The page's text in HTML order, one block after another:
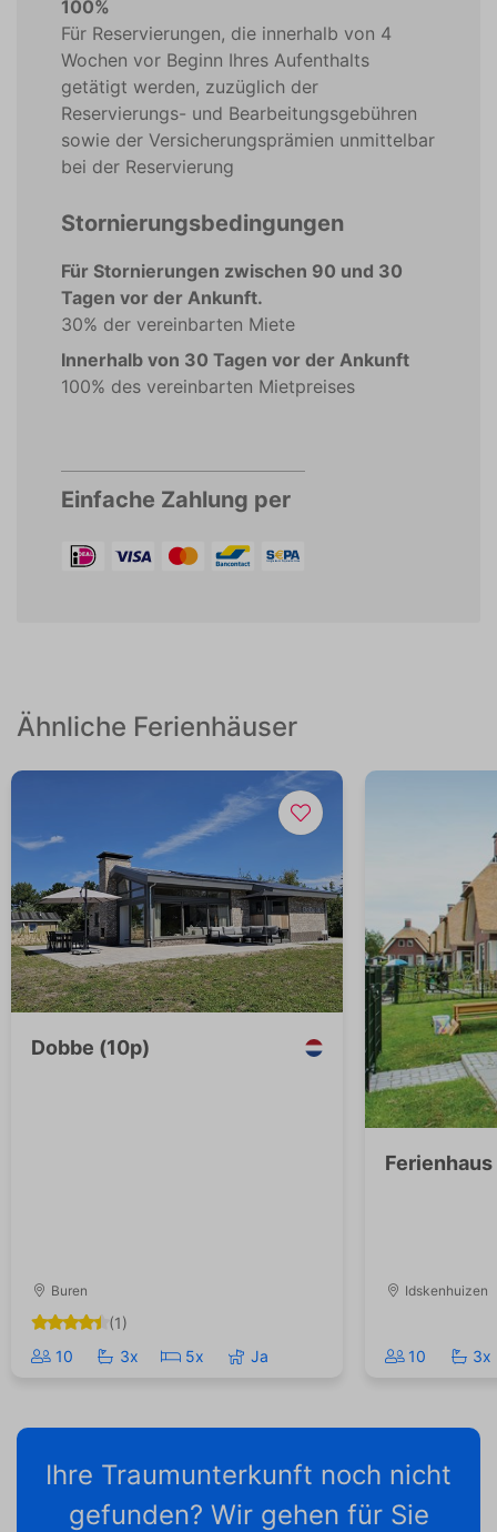
100%
Für Reservierungen, die innerhalb von 4
Wochen vor Beginn Ihres Aufenthalts
getätigt werden, zuzüglich der
Reservierungs- und Bearbeitungsgebühren
sowie der Versicherungsprämien unmittelbar
bei der Reservierung
Stornierungsbedingungen
Für Stornierungen zwischen 90 und 30
Tagen vor der Ankunft.
30% der vereinbarten Miete
Innerhalb von 30 Tagen vor der Ankunft
100% des vereinbarten Mietpreises
Einfache Zahlung per
Ähnliche Ferienhäuser
Dobbe (10p)
Buren
(1)
10
3x 5x Ja
Idskenhuizen
10 3x
Ihre Traumunterkunft noch nicht
gefunden? Wir gehen für Sie